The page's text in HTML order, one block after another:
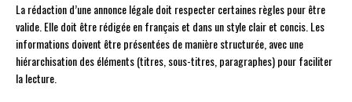
La rédaction d’une annonce légale doit respecter certaines règles pour être
valide. Elle doit être rédigée en français et dans un style clair et concis. Les
informations doivent être présentées de manière structurée, avec une
hiérarchisation des éléments (titres, sous-titres, paragraphes) pour faciliter
la lecture.